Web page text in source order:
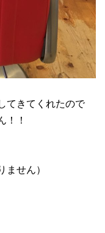
てきてくれたので
！！
せん）